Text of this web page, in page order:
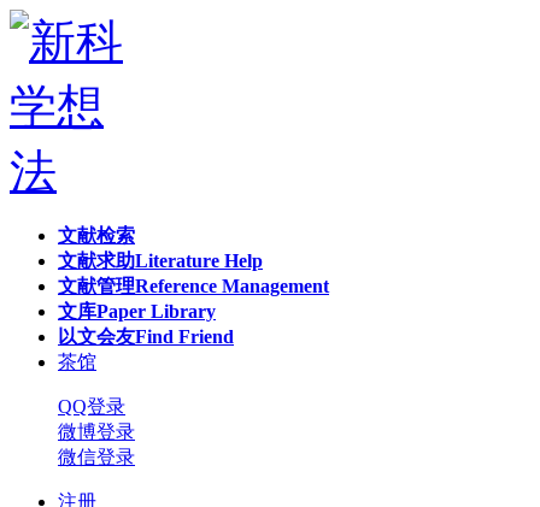
文献检索
文献求助Literature Help
文献管理Reference Management
文库Paper Library
以文会友Find Friend
茶馆
QQ登录
微博登录
微信登录
注册